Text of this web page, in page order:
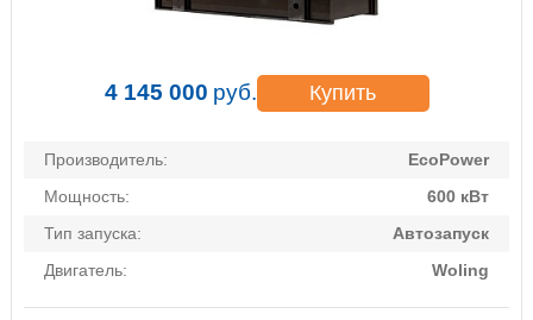
4 145 000 руб. Купить
Производитель:
EcoPower
Мощность:
600 кВт
Тип запуска:
Автозапуск
Двигатель:
Woling